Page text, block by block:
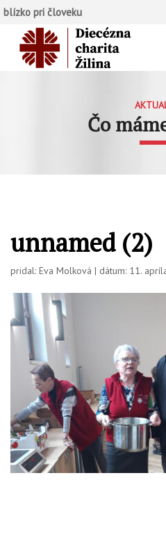
blízko pri človeku
Čo
unnamed (2)
pridal: Eva Molková | dátum: 11.